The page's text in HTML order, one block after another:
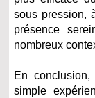
sous pression,
présence
nombreux
En
simple